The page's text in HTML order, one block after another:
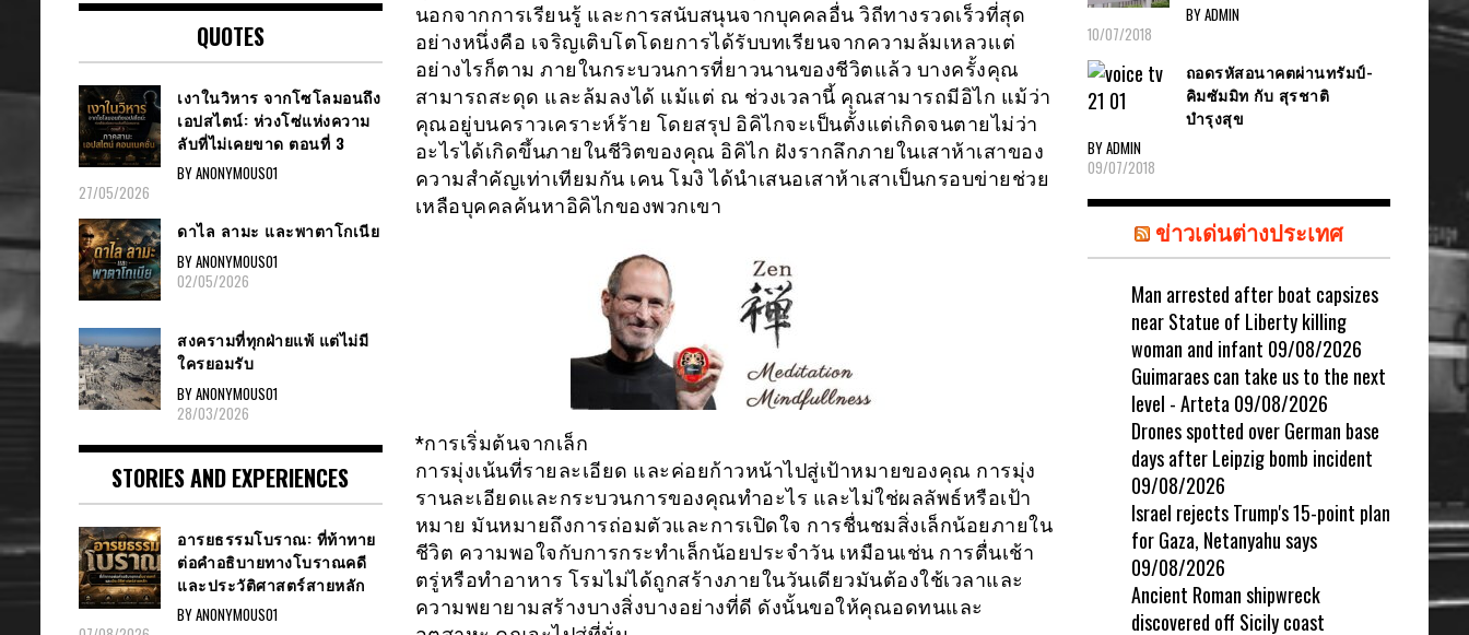
นอกจากการเรียนรู้ และการสนับสนุนจากบุคคลอื่น วิถีทางรวดเร็วที่สุด
อย่างหนึ่งคือ เจริญเติบโตโดยการได้รับบทเรียนจากความล้มเหลวเเต่
อย่างไรก็ตาม ภายในกระบวนการที่ยาวนานของชีวิตแล้ว บางครั้งคุณ
สามารถสะดุด และล้มลงได้ แม้แต่ ณ ช่วงเวลานี้ คุณสามารถมีอิไก แม้ว่า
คุณอยู่บนคราวเคราะห์ร้าย โดยสรุป อิคิไกจะเป็นตั้งแต่เกิดจนตายไม่ว่า
อะไรได้เกิดขึ้นภายในชีวิตของคุณ อิคิไก ฝังรากลึกภายในเสาห้าเสาของ
ความสำคัญเท่าเทียมกัน เคน โมงิ ได้นำเสนอเสาห้าเสาเป็นกรอบข่ายช่วย
เหลือบุคคลค้นหาอิคิไกของพวกเขา
*การเริ่มต้นจากเล็ก
การมุ่งเน้นที่รายละเอียด และค่อยก้าวหน้าไปสู่เป้าหมายของคุณ การมุ่ง
รานละเอียดและกระบวนการของคุณทำอะไร และไม่ใช่ผลลัพธ์หรือเป้า
หมาย มันหมายถึงการถ่อมตัวและการเปิดใจ การชื่นชมสิ่งเล็กน้อยภายใน
ชีวิต ความพอใจกับการกระทำเล็กน้อยประจำวัน เหมือนเช่น การตื่นเช้า
ตรู่หรือทำอาหาร โรมไม่ได้ถูกสร้างภายในวันเดียวมันต้องใช้เวลาและ
ความพยายามสร้างบางสิ่งบางอย่างที่ดี ดังนั้นขอให้คุณอดทนและ
QUOTES
เงาในวิหาร จากโซโลมอนถึง
เอปสไตน์: ห่วงโซ่แห่งความ
ลับที่ไม่เคยขาด ตอนที่ 3
BY ANONYMOUS01
27/05/2026
ดาไล ลามะ และพาตาโกเนีย
BY ANONYMOUS01
02/05/2026
สงครามที่ทุกฝ่ายแพ้ แต่ไม่มี
ใครยอมรับ
BY ANONYMOUS01
28/03/2026
STORIES AND EXPERIENCES
อารยธรรมโบราณ: ที่ท้าทาย
ต่อคำอธิบายทางโบราณคดี
และประวัติศาสตร์สายหลัก
BY ANONYMOUS01
BY ADMIN
10/07/2018
ถอดรหัสอนาคตผ่านทรัมป์-
คิมซัมมิท กับ สุรชาติ
บำรุงสุข
BY ADMIN
09/07/2018
ข่าวเด่นต่างประเทศ
Man arrested after boat capsizes
near Statue of Liberty killing
woman and infant 09/08/2026
Guimaraes can take us to the next
level - Arteta 09/08/2026
Drones spotted over German base
days after Leipzig bomb incident
09/08/2026
Israel rejects Trump's 15-point plan
for Gaza, Netanyahu says
09/08/2026
Ancient Roman shipwreck
discovered off Sicily coast